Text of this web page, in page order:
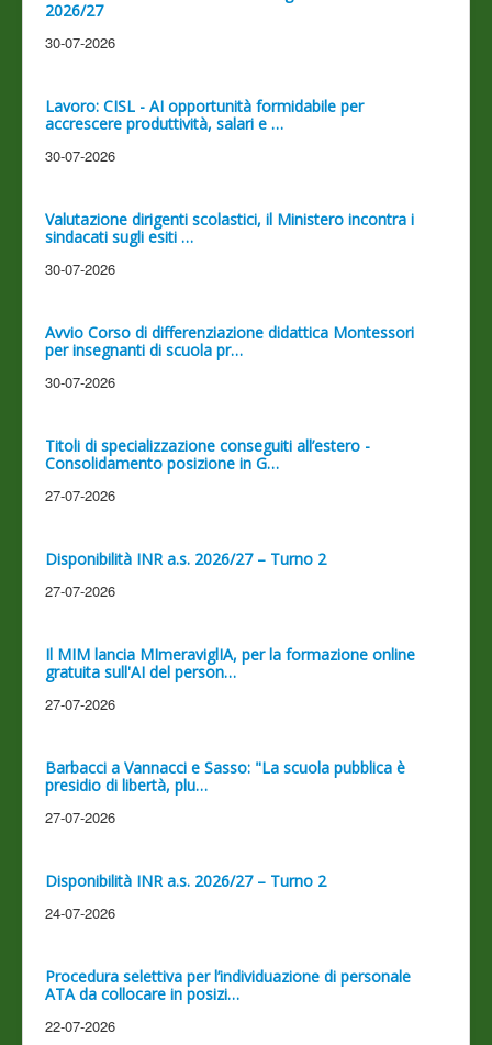
2026/27
30-07-2026
Lavoro: CISL - AI opportunità formidabile per
accrescere produttività, salari e …
30-07-2026
Valutazione dirigenti scolastici, il Ministero incontra i
sindacati sugli esiti …
30-07-2026
Avvio Corso di differenziazione didattica Montessori
per insegnanti di scuola pr…
30-07-2026
Titoli di specializzazione conseguiti all’estero -
Consolidamento posizione in G…
27-07-2026
Disponibilità INR a.s. 2026/27 – Turno 2
27-07-2026
Il MIM lancia MImeraviglIA, per la formazione online
gratuita sull'AI del person…
27-07-2026
Barbacci a Vannacci e Sasso: "La scuola pubblica è
presidio di libertà, plu…
27-07-2026
Disponibilità INR a.s. 2026/27 – Turno 2
24-07-2026
Procedura selettiva per l’individuazione di personale
ATA da collocare in posizi…
22-07-2026